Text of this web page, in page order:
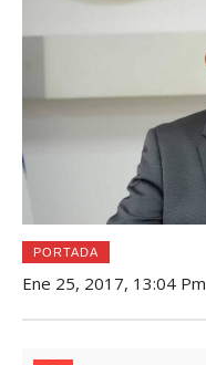
PORTADA
Ene 25, 2017, 13:04 Pm